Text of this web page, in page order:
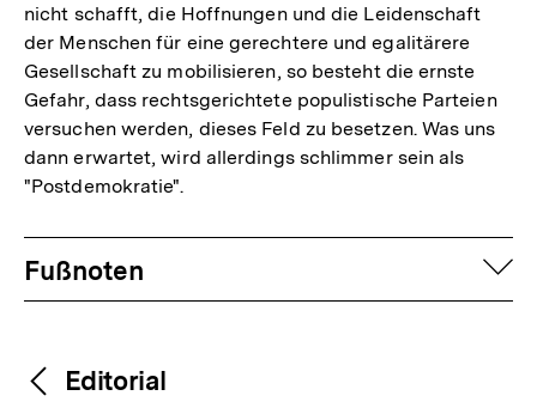
nicht schafft, die Hoffnungen und die Leidenschaft
der Menschen für eine gerechtere und egalitärere
Gesellschaft zu mobilisieren, so besteht die ernste
Gefahr, dass rechtsgerichtete populistische Parteien
versuchen werden, dieses Feld zu besetzen. Was uns
dann erwartet, wird allerdings schlimmer sein als
"Postdemokratie".
Fussnoten
Fußnoten
Inhaltsnavigation
Inhaltsnavigation
Editorial